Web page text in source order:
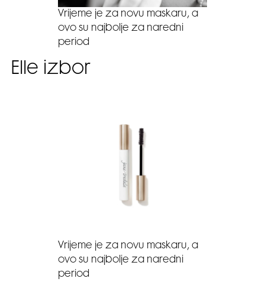
Vrijeme je za novu maskaru, a
ovo su najbolje za naredni
period
Elle izbor
Vrijeme je za novu maskaru, a
ovo su najbolje za naredni
period